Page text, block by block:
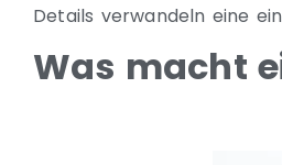
Details verwandeln eine
Was macht